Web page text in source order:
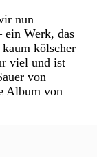
nun
ein Werk, das
kölscher
viel und ist
von
Album von